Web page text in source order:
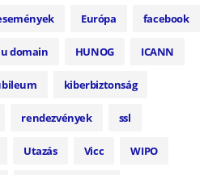
Európa facebook
domain HUNOG ICANN
kiberbiztonság
rendezvények ssl
Utazás Vicc WIPO